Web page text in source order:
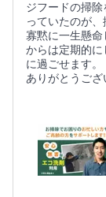
ジフードの掃
っていたのが、
寡黙に一生懸
からは定期的
に過ごせます。
ありがとうござ